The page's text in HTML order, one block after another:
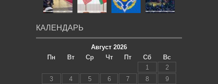
КАЛЕНДАРЬ
Август 2026
Пн
Вт Ср Чт Пт Сб
Вс
1
2
3
4 5 6 7 8
9